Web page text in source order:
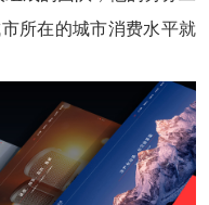
所在的城市消费水平就